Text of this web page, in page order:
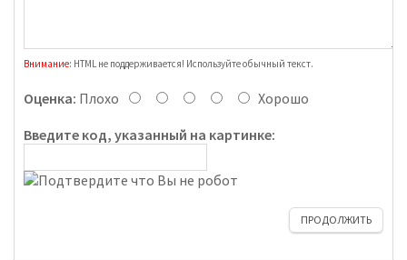
Внимание: HTML не поддерживается! Используйте обычный текст.
Оценка: Плохо
Хорошо
Введите код, указанный на картинке:
ПРОДОЛЖИТЬ